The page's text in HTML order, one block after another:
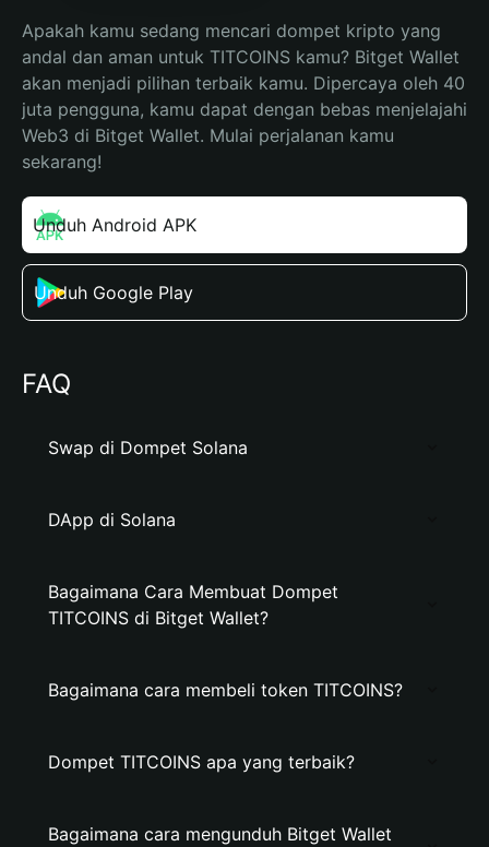
Apakah kamu sedang mencari dompet kripto yang
andal dan aman untuk TITCOINS kamu? Bitget Wallet
akan menjadi pilihan terbaik kamu. Dipercaya oleh 40
juta pengguna, kamu dapat dengan bebas menjelajahi
Web3 di Bitget Wallet. Mulai perjalanan kamu
sekarang!
Unduh Android APK
Unduh Google Play
FAQ
Swap di Dompet Solana
DApp di Solana
Bagaimana Cara Membuat Dompet
TITCOINS di Bitget Wallet?
Bagaimana cara membeli token TITCOINS?
Dompet TITCOINS apa yang terbaik?
Bagaimana cara mengunduh Bitget Wallet